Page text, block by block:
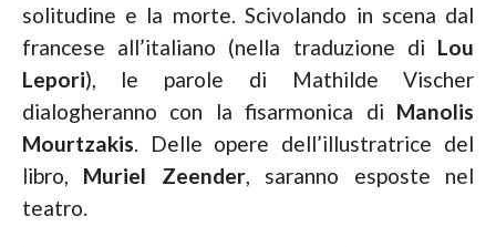
solitudine e la morte. Scivolando in scena dal
francese all’italiano (nella traduzione di Lou
Lepori), le parole di Mathilde Vischer
dialogheranno con la fisarmonica di Manolis
Mourtzakis. Delle opere dell’illustratrice del
libro, Muriel Zeender, saranno esposte nel
teatro.